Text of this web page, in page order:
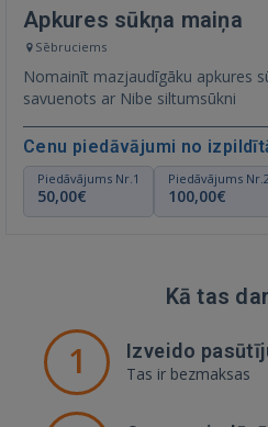
Apkures sūkņa maiņa
Sēbruciems
Nomainīt mazjaudīgāku apkures
savuenots ar Nibe siltumsūkni
Cenu piedāvājumi no
Piedāvājums Nr.1
50,00€
Piedāvājums Nr.2
100,00€
Kā tas
1 Izveido
Tas ir bezmaksas